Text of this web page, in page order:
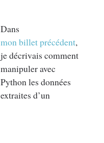
Dans
mon billet précédent,
je décrivais comment
manipuler avec
Python les données
extraites d’un